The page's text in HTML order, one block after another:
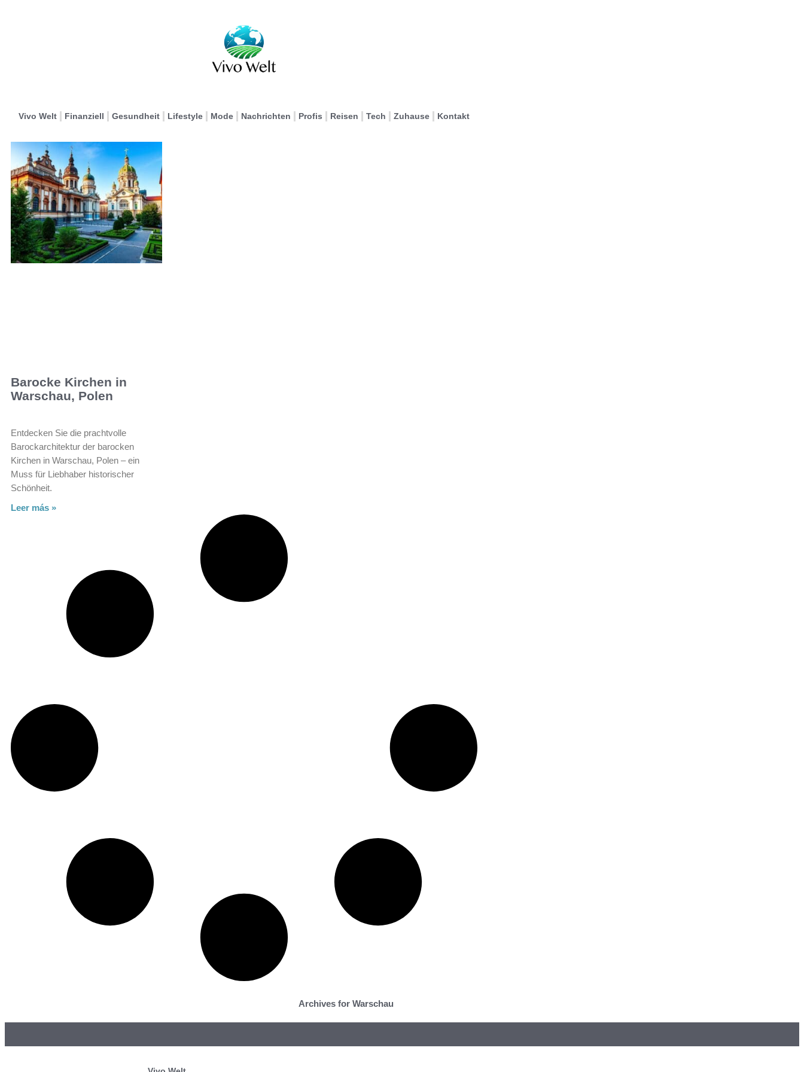
Vivo Welt Finanziell Gesundheit Lifestyle Mode Nachrichten Profis Reisen Tech Zuhause Kontakt
Barocke Kirchen in
Warschau, Polen
Entdecken Sie die prachtvolle
Barockarchitektur der barocken
Kirchen in Warschau, Polen – ein
Muss für Liebhaber historischer
Schönheit.
Leer más »
Archives for Warschau